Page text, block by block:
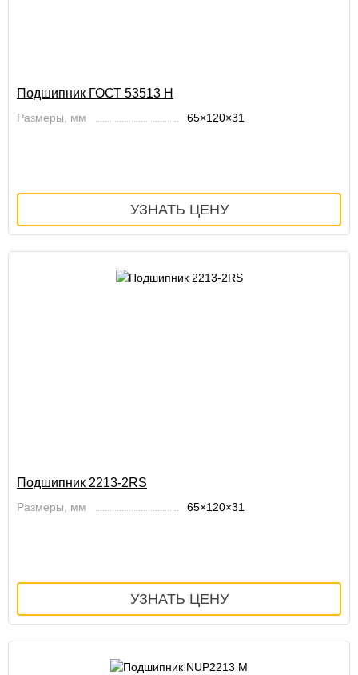
Подшипник ГОСТ 53513 Н
Размеры, мм 65×120×31
Подшипник 2213-2RS
Размеры, мм 65×120×31